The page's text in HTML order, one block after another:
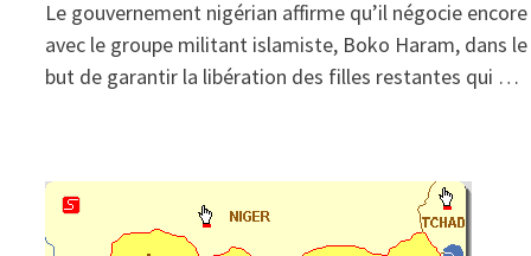
Le gouvernement nigérian affirme qu’il négocie encore
avec le groupe militant islamiste, Boko Haram, dans le
but de garantir la libération des filles restantes qui …